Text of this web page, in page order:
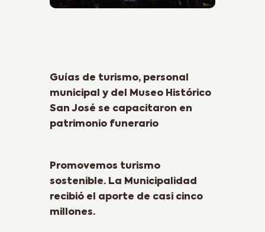
Guías de turismo, personal
municipal y del Museo Histórico
San José se capacitaron en
patrimonio funerario
Promovemos turismo
sostenible. La Municipalidad
recibió el aporte de casi cinco
millones.